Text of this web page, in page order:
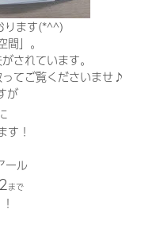
ります(*^^)
」。
されています。
てご覧くださいませ♪
が
す！
ール
まで